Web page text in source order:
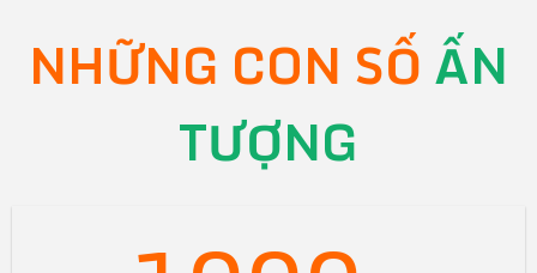
NHỮNG CON SỐ ẤN
TƯỢNG